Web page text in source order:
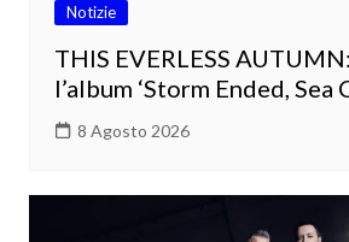
Notizie
THIS EVERLESS
l’album ‘Storm Ended, Sea
8 Agosto 2026